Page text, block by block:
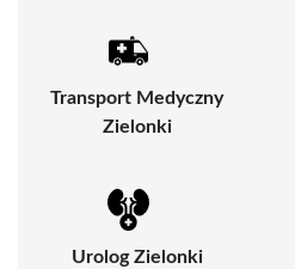
Transport Medyczny
Zielonki
Urolog Zielonki